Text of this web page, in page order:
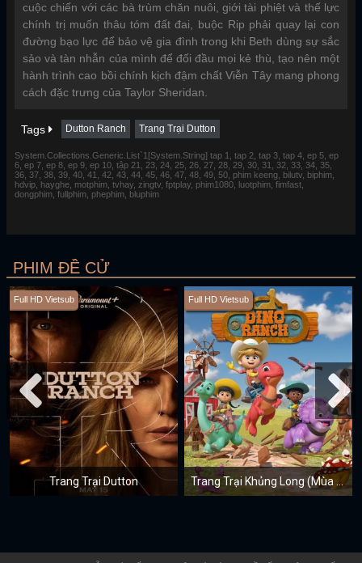
cuộc chiến với các bà trùm chăn nuôi, giới tài phiệt và thế lực
chính trị muốn thâu tóm đất đai, buộc Rip phải quay lại con
đường bạo lực để bảo vệ gia đình trong khi Beth dùng sự sắc
sảo và tàn nhẫn của mình để đối đầu mọi kẻ thù, tạo nên một
hành trình cao bồi chính kịch đậm chất Viễn Tây mang phong
cách đặc trưng của Taylor Sheridan.
Tags Dutton Ranch Trang Trại Dutton
System.Collections.Generic.List`1[System.String] tap 1, tap 2, tap 3, tap 4, ep 5, ep
6, ep 7, ep 8, ep 9, ep 10, tập 21, 23, 24, 25, 26, 27, 28, 29, 30, 31, 32, 33, 34, 35,
36, 37, 38, 39, 40, 41, 42, 43, 44, 45, 46, 47, 48, 49, 50, phim keeng, bilutv, biphim,
hdvip, hayghe, motphim, tvhay, zingtv, fptplay, phim1080, luotphim, fimfast,
dongphim, fullphim, phephim, bluphim
PHIM ĐỀ CỬ
Full HD Vietsub
Trang Trại Dutton
Full HD Vietsub